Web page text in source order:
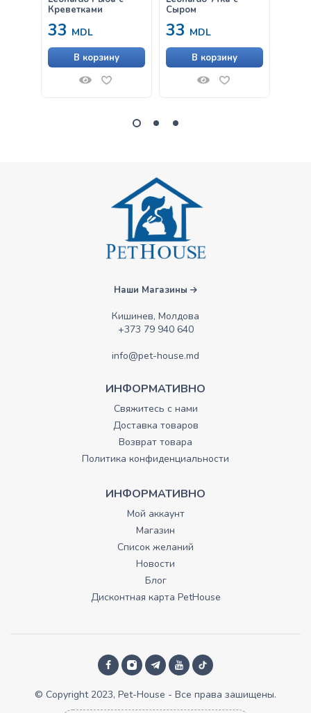
Креветками
33 MDL
В корзину
Сыром
33 MDL
В корзину
Наши Магазины
Кишинев, Молдова
+373 79 940 640
info@pet-house.md
ИНФОРМАТИВНО
Свяжитесь с нами
Доставка товаров
Возврат товара
Политика конфиденциальности
ИНФОРМАТИВНО
Мой аккаунт
Магазин
Список желаний
Новости
Блог
Дисконтная карта PetHouse
© Copyright 2023, Pet-House - Все права зашищены.